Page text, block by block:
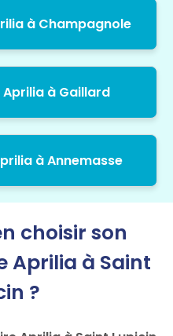
à Champagnole
à Gaillard
à Annemasse
choisir son
Aprilia à Saint
?